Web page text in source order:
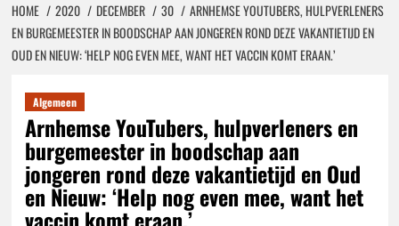
HOME 2020 DECEMBER 30
ARNHEMSE YOUTUBERS, HULPVERLENERS
EN BURGEMEESTER IN BOODSCHAP AAN JONGEREN ROND DEZE VAKANTIETIJD EN
OUD EN NIEUW: ‘HELP NOG EVEN MEE, WANT HET VACCIN KOMT ERAAN.’
Algemeen
Arnhemse YouTubers, hulpverleners en
burgemeester in boodschap aan
jongeren rond deze vakantietijd en Oud
en Nieuw: ‘Help nog even mee, want het